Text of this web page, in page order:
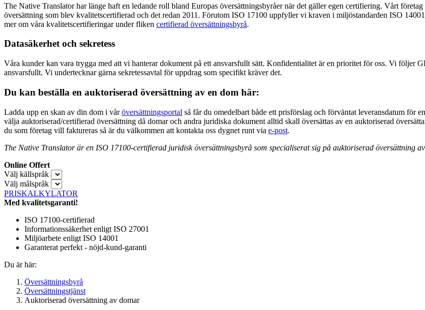
The Native Translator har länge haft en ledande roll bland Europas översättningsbyråer när det gäller egen certifiering. Vårt
översättning som blev kvalitetscertifierad och det redan 2011. Förutom ISO 17100 uppfyller vi kraven i miljöstandarden ISO
mer om våra kvalitetscertifieringar under fliken certifierad översättningsbyrå.
Datasäkerhet och sekretess
Våra kunder kan vara trygga med att vi hanterar dokument på ett ansvarsfullt sätt. Konfidentialitet är en prioritet för oss. Vi följer
ansvarsfullt. Vi undertecknar gärna sekretessavtal för uppdrag som specifikt kräver det.
Du kan beställa en auktoriserad översättning av en dom här:
Ladda upp en skan av din dom i våröversättningsportal så får du omedelbart både ett prisförslag och förväntat leveransdatum för
välja auktoriserad/certifierad översättning då domar och andra juridiska dokument alltid skall översättas av en auktoriserad
du som företag vill faktureras så är du välkommen att kontakta oss dygnet runt via e-post.
The Native Translator är en ISO 17100-certifierad juridisk översättningsbyrå som specialiserat sig på auktoriserad översättning
Online Offert
Välj källspråk
Välj målspråk
PRISKALKYLATOR
Med kvalitetsgaranti!
ISO 17100-certifierad
Informationssäkerhet enligt ISO 27001
Miljöarbete enligt ISO 14001
Garanterat perfekt - nöjd-kund-garanti
Du är här:
Översättningsbyrå
Översättningstjänst
Auktoriserad översättning av domar